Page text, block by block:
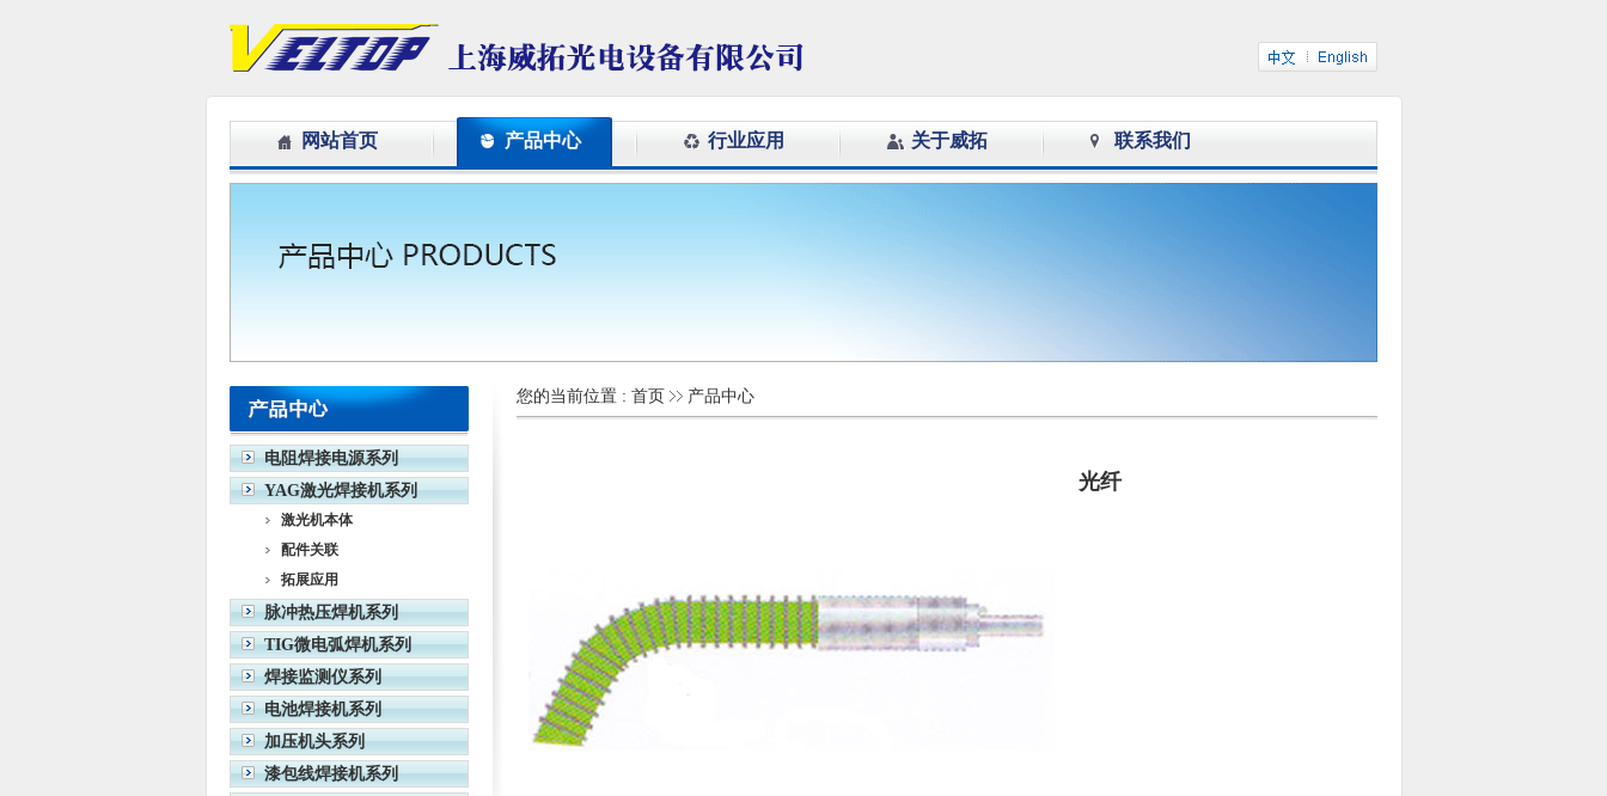
网站首页 产品中心 行业应用 关于威拓 联系我们
电阻焊接电源系列
YAG激光焊接机系列
激光机本体
配件关联
拓展应用
脉冲热压焊机系列
TIG微电弧焊机系列
焊接监测仪系列
电池焊接机系列
加压机头系列
漆包线焊接机系列
您的当前位置 : 首页 产品中心
光纤